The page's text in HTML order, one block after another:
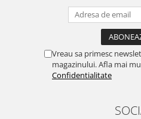
Vreau sa primesc
magazinului. Afla mai
Confidentialitate